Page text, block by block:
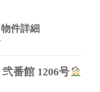
物件詳細
番館 1206号